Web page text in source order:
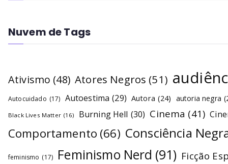
Nuvem de Tags
Ativismo (48) Atores Negros (51)
Autocuidado (17) Autoestima (29) Autora (24) autoria negra
Black Lives Matter (16) Burning Hell (30) Cinema (41)
Comportamento (66) Consciência
feminismo (17) Feminismo Nerd (91) Ficção